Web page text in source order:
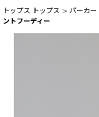
トップス トップス >パーカー
ントフーディー